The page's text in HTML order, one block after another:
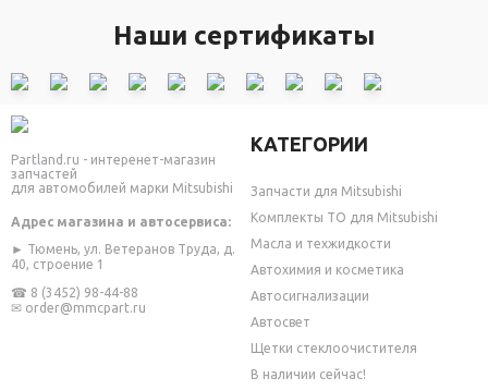
Наши сертификаты
Partland.ru - интеренет-магазин
запчастей
для автомобилей марки Mitsubishi
Адрес магазина и автосервиса:
► Тюмень, ул. Ветеранов Труда, д.
40, строение 1
☎ 8 (3452) 98-44-88
✉ order@mmcpart.ru
КАТЕГОРИИ
Запчасти для Mitsubishi
Комплекты ТО для Mitsubishi
Масла и техжидкости
Автохимия и косметика
Автосигнализации
Автосвет
Щетки стеклоочистителя
В наличии сейчас!